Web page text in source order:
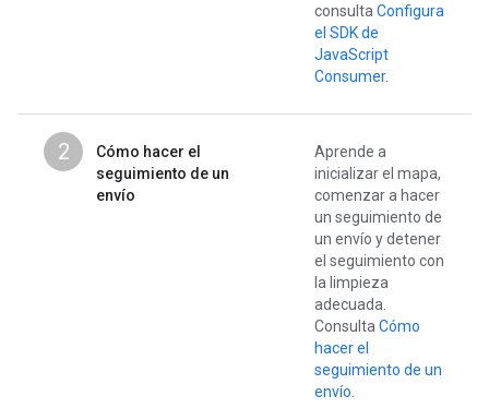
consulta Configura
el SDK de
JavaScript
Consumer.
2
Cómo hacer el
seguimiento de un
envío
Aprende a
inicializar el mapa,
comenzar a hacer
un seguimiento de
un envío y detener
el seguimiento con
la limpieza
adecuada.
Consulta Cómo
hacer el
seguimiento de un
envío